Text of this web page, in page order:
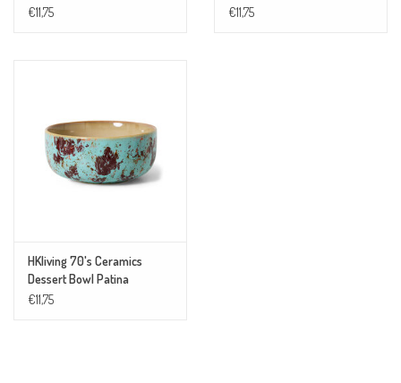
€11,75
€11,75
HKliving 70's Ceramics
Dessert Bowl Patina
€11,75